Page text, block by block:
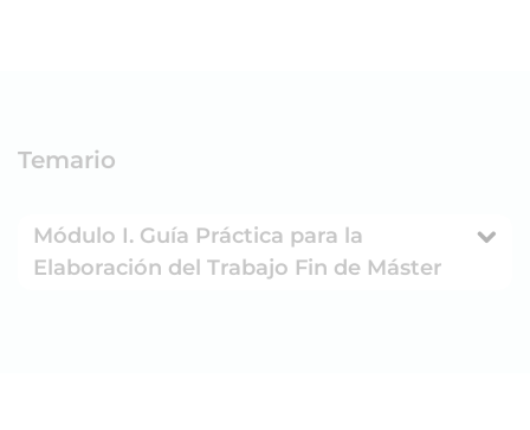
Temario
Módulo I. Guía Práctica para la
Elaboración del Trabajo Fin de Máster